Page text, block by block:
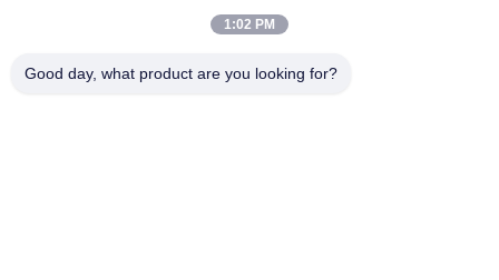
1:02 PM
Good day, what product are you looking for?